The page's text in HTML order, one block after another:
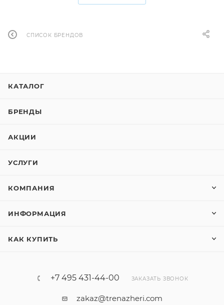
СПИСОК БРЕНДОВ
КАТАЛОГ
БРЕНДЫ
АКЦИИ
УСЛУГИ
КОМПАНИЯ
ИНФОРМАЦИЯ
КАК КУПИТЬ
+7 495 431-44-00 ЗАКАЗАТЬ ЗВОНОК
zakaz@trenazheri.com